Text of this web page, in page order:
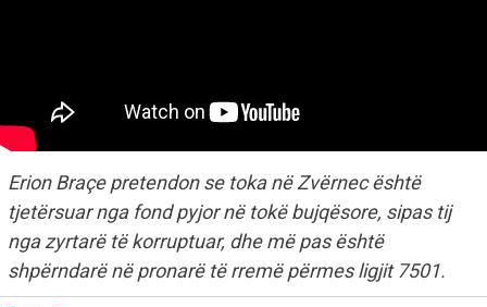
Erion Braçe pretendon se toka në Zvërnec është
tjetërsuar nga fond pyjor në tokë bujqësore, sipas tij
nga zyrtarë të korruptuar, dhe më pas është
shpërndarë në pronarë të rremë përmes ligjit 7501.